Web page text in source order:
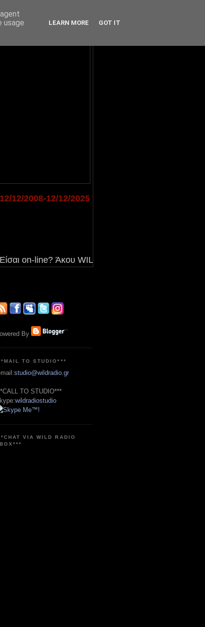
12/2008-12/12/2025***
on-line? Άκου WILD!!! *** www.wildradio.gr ***
By
TO STUDIO***
studio@wildradio.gr
TO STUDIO***
wildradiostudio
VIA WILD RADIO
usage
LEARN MORE GOT IT